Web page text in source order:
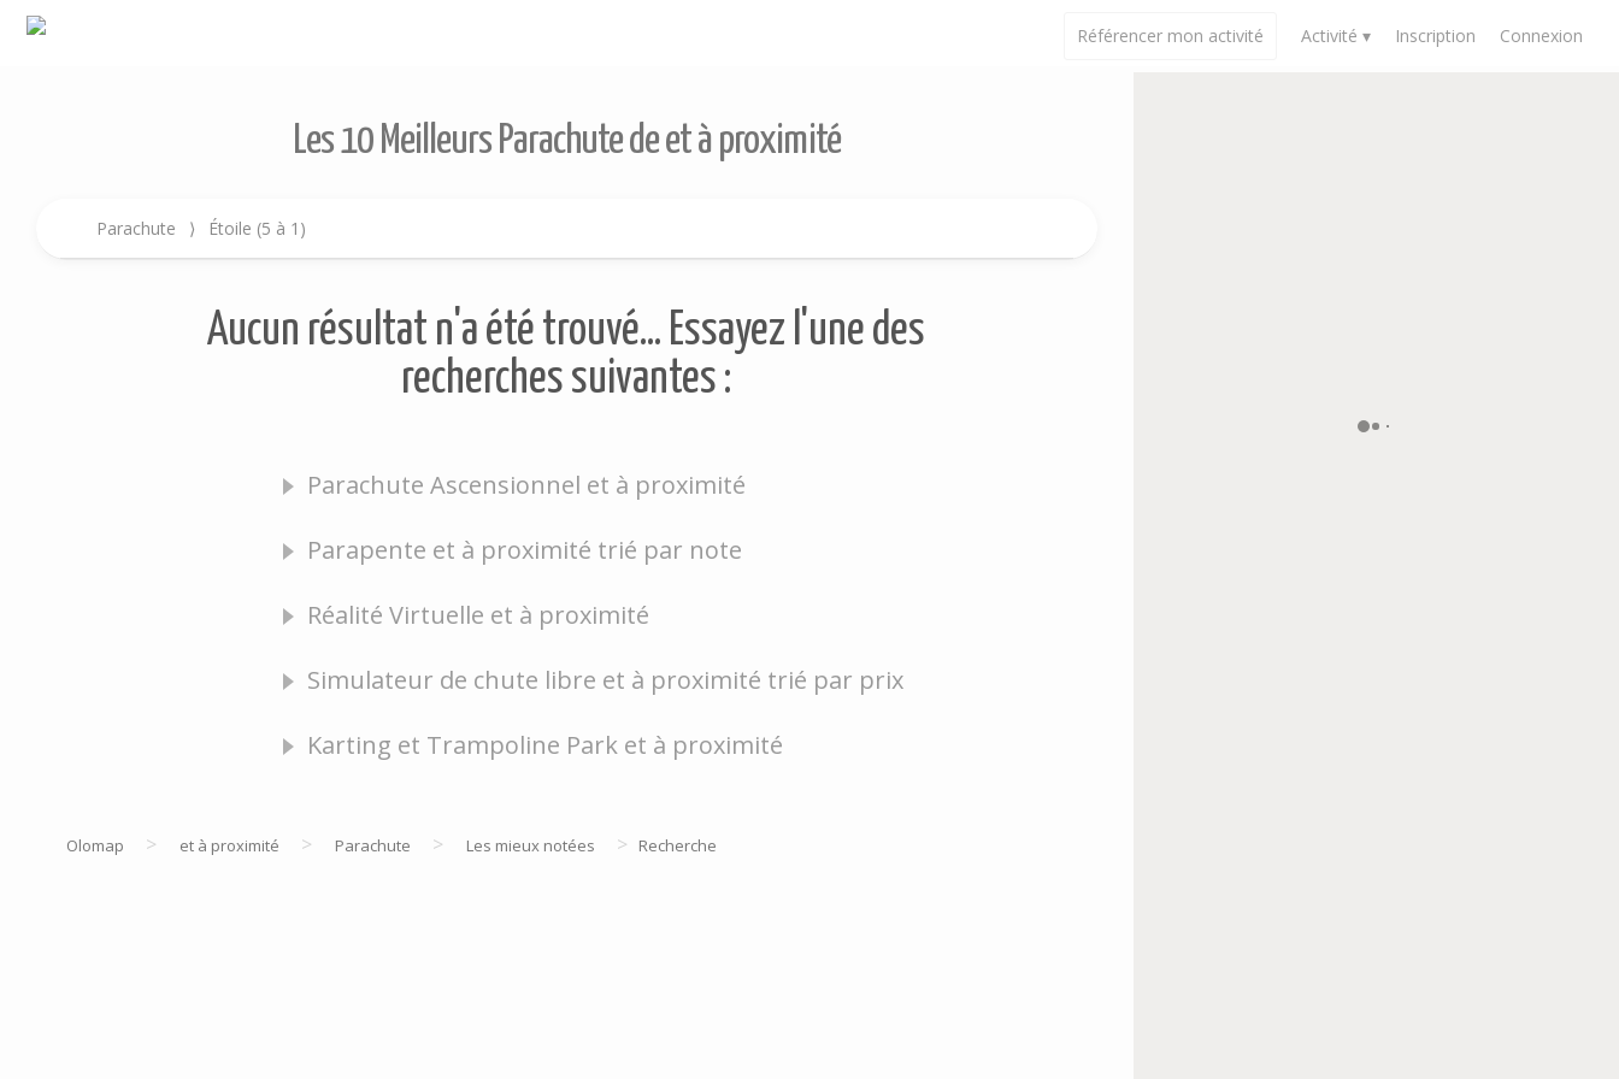
Référencer mon activité Activité ▾ Inscription Connexion
Les 10 Meilleurs Parachute de et à proximité
Parachute ⟩ Étoile (5 à 1)
Aucun résultat n'a été trouvé... Essayez l'une des
recherches suivantes :
Parachute Ascensionnel et à proximité
Parapente et à proximité trié par note
Réalité Virtuelle et à proximité
Simulateur de chute libre et à proximité trié par prix
Karting et Trampoline Park et à proximité
Olomap > et à proximité > Parachute > Les mieux notées > Recherche